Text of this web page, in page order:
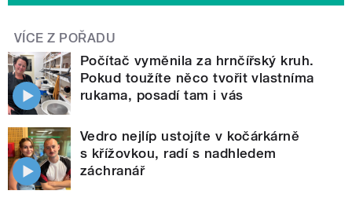
VÍCE Z POŘADU
Počítač vyměnila za hrnčířský kruh.
Pokud toužíte něco tvořit vlastníma
rukama, posadí tam i vás
Vedro nejlíp ustojíte v kočárkárně
s křížovkou, radí s nadhledem
záchranář